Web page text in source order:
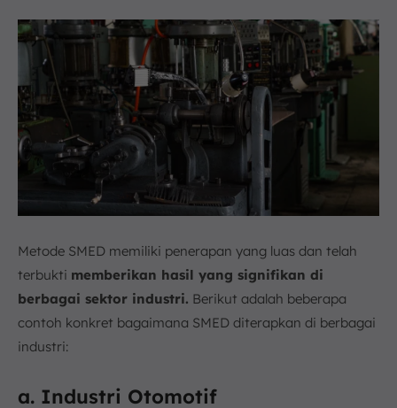
Metode SMED memiliki penerapan yang luas dan telah
terbukti memberikan hasil yang signifikan di
berbagai sektor industri. Berikut adalah beberapa
contoh konkret bagaimana SMED diterapkan di berbagai
industri:
a. Industri Otomotif